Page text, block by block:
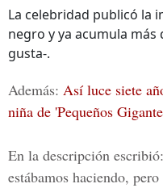
La celebridad publicó la
negro y ya acumula
gusta-.
Además: Así luce siete
niña de 'Pequeños
En la descripción
estábamos haciendo, pero